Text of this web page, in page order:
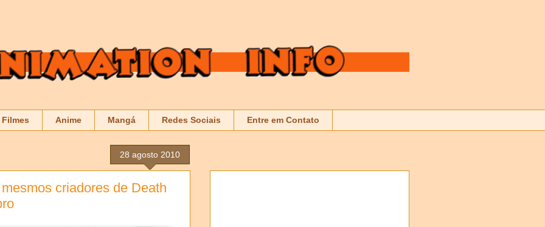
Filmes Anime Mangá Redes Sociais Entre em Contato
28 agosto 2010
criadores de Death